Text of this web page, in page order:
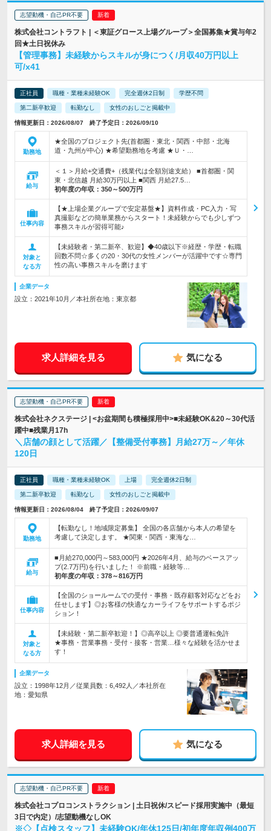
志望動機・自己PR不要
株式会社コントラフト | ＜東証グロース上場グループ＞全国募集★賞与年2
回★土日祝休み
【管理事務】未経験からスキルが身につく/月収40万円以上
可/x41
正社員 職種・業種未経験OK 完全週休2日制 学歴不問
第二新卒歓迎 転勤なし 女性のおしごと掲載中
情報更新日：2026/08/07 終了予定日：2026/09/10
勤務地
★全国のプロジェクト先(首都圏・東北・関西・中部・北海
道・九州が中心) ★希望勤務地を考慮 ★Ｕ・…
給与
＜１＞月給+交通費+（残業代は全額別途支給） ■首都圏・関
東・北信越 月給30万円以上 ■関西 月給27.5…
初年度の年収： 350～500万円
仕事内容
【★上場企業グループで安定基盤★】資料作成・PC入力・写
真撮影などの簡単業務からスタート！未経験からでも少しずつ
事務スキルが習得可能♪
対象と
なる方
【未経験者・第二新卒、歓迎】◆40歳以下※経歴・学歴・転職
回数不問☆多くの20・30代の女性メンバーが活躍中です☆専門
性の高い事務スキルを磨けます
企業データ
設立：2021年10月／本社所在地：東京都
求人詳細を見る 気になる
志望動機・自己PR不要
株式会社ネクステージ | <お盆期間も積極採用中>■未経験OK&20～30代活
躍中■残業月17h
＼店舗の顔として活躍／【整備受付事務】月給27万～／年休
120日
正社員 職種・業種未経験OK 上場 完全週休2日制
第二新卒歓迎 転勤なし 女性のおしごと掲載中
情報更新日：2026/08/04 終了予定日：2026/09/07
勤務地
【転勤なし！地域限定募集】 全国の各店舗から本人の希望を
考慮して決定します。 ★関東・関西・東海な…
給与
■月給270,000円～583,000円 ★2026年4月、給与のベースアッ
プ(2.7万円)を行いました！ ※前職・経験等…
初年度の年収： 378～816万円
仕事内容
【全国のショールームでの受付・事務・既存顧客対応などをお
任せします】◎お客様の快適なカーライフをサポートするポジ
ション！
対象と
なる方
【未経験・第二新卒歓迎！】◎高卒以上 ◎要普通運転免許
★事務・営業事務・受付・接客・営業…様々な経験を活かせま
す！
企業データ
設立：1998年12月／従業員数：6,492人／本社所在
地：愛知県
求人詳細を見る 気になる
志望動機・自己PR不要
株式会社コプロコンストラクション | 土日祝休/スピード採用実施中（最短
3日で内定）/志望動機なしOK
※◇【点検スタッフ】未経験OK/年休125日/初年度年収例400万